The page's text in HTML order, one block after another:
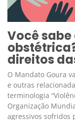
Você
direitos
O Mandato Goura
e outras
terminologia
Organização
agressivos sofridos